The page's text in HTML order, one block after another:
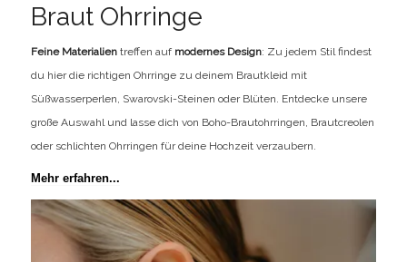
Braut Ohrringe
Feine Materialientreffen auf modernes Design: Zu jedem Stil findest
du hier die richtigen Ohrringe zu deinem Brautkleid mit
Süßwasserperlen, Swarovski-Steinen oder Blüten. Entdecke unsere
große Auswahl und lasse dich von Boho-Brautohrringen, Brautcreolen
oder schlichten Ohrringen für deine Hochzeit verzaubern.
Mehr erfahren...